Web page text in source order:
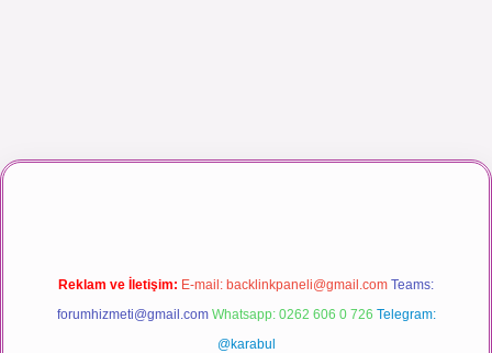
izle
Reklam ve İletişim: E-mail: backlinkpaneli@gmail.com Teams:
forumhizmeti@gmail.com Whatsapp: 0262 606 0 726 Telegram:
@karabul